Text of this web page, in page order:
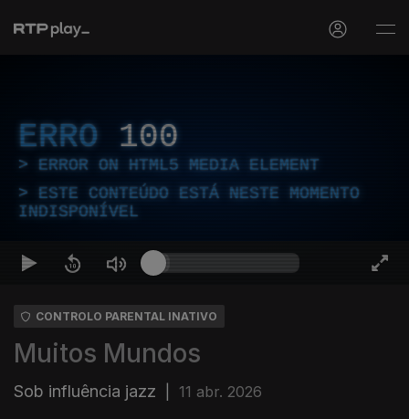
ERRO 100
ERROR ON HTML5 MEDIA ELEMENT
ESTE CONTEÚDO ESTÁ NESTE MOMENTO
INDISPONÍVEL
CONTROLO PARENTAL INATIVO
Muitos Mundos
Sob influência jazz 11 abr. 2026